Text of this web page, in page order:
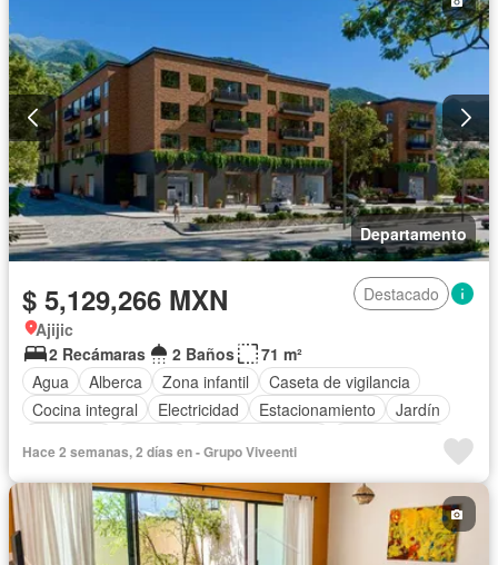
Departamento
$ 5,129,266 MXN
Destacado
Ajijic
2 Recámaras
2 Baños
71 m²
Agua
Alberca Zona infantil
Caseta de vigilancia
Cocina integral
Electricidad Estacionamiento
Jardín
Sin amueblar
Hace 2 semanas, 2 días en - Grupo Viveenti